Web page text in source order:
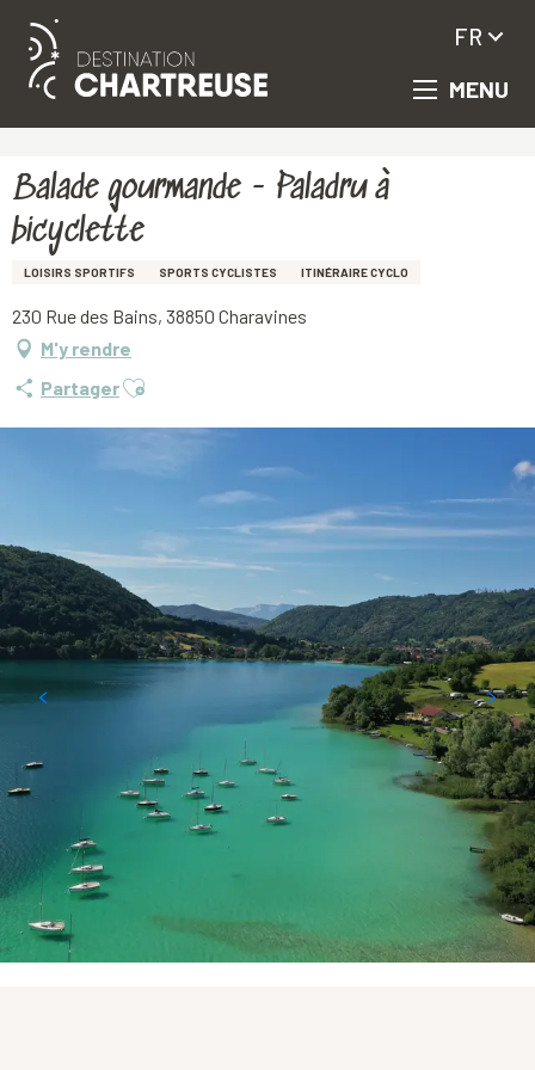
Aller
principal
MENU
FR
Balade gourmande - Paladru à
bicyclette
LOISIRS SPORTIFS SPORTS CYCLISTES ITINÉRAIRE CYCLO
230 Rue des Bains, 38850 Charavines
M'y rendre
PartagerAjouter aux favoris